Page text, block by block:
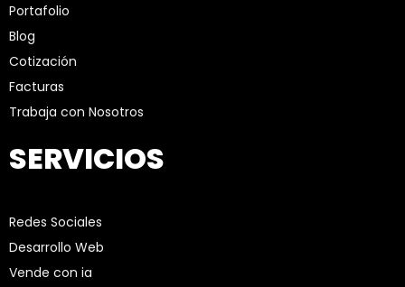
Portafolio
Blog
Cotización
Facturas
Trabaja con Nosotros
SERVICIOS
Redes Sociales
Desarrollo Web
Vende con ia